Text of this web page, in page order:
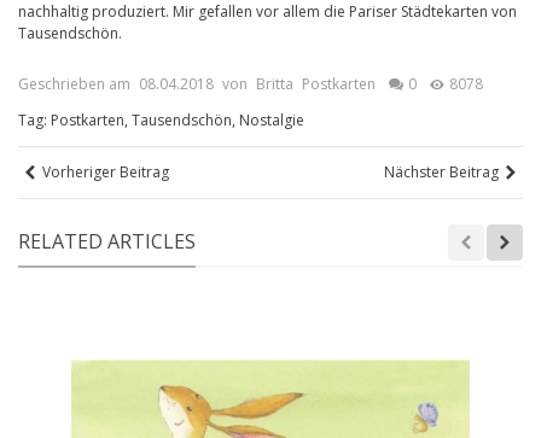
nachhaltig produziert. Mir gefallen vor allem die Pariser Städtekarten von
Tausendschön.
Geschrieben am 08.04.2018 von Britta Postkarten 0
8078
Tag: Postkarten, Tausendschön, Nostalgie
Vorheriger Beitrag Nächster Beitrag
RELATED ARTICLES